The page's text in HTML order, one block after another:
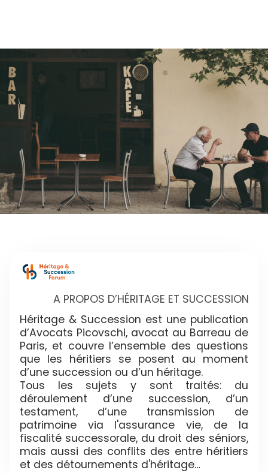
A PROPOS D’HÉRITAGE ET SUCCESSION
Héritage & Succession est une publication
d’Avocats Picovschi, avocat au Barreau de
Paris, et couvre l’ensemble des questions
que les héritiers se posent au moment
d’une succession ou d’un héritage.
Tous les sujets y sont traités: du
déroulement d’une succession, d’un
testament, d’une transmission de
patrimoine via l'assurance vie, de la
fiscalité successorale, du droit des séniors,
mais aussi des conflits des entre héritiers
et des détournements d'héritage…